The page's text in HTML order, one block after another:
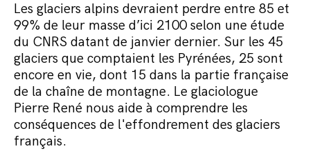
Les glaciers alpins devraient perdre entre 85 et
99% de leur masse d’ici 2100 selon une étude
du CNRS datant de janvier dernier. Sur les 45
glaciers que comptaient les Pyrénées, 25 sont
encore en vie, dont 15 dans la partie française
de la chaîne de montagne. Le glaciologue
Pierre René nous aide à comprendre les
conséquences de l'effondrement des glaciers
français.
Commander le pack